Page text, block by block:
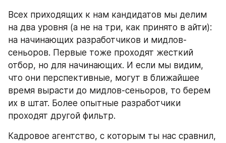
Всех приходящих к нам кандидатов мы делим
на два уровня (а не на три, как принято в айти):
на начинающих разработчиков и мидлов-
сеньоров. Первые тоже проходят жесткий
отбор, но для начинающих. И если мы видим,
что они перспективные, могут в ближайшее
время вырасти до мидлов-сеньоров, то берем
их в штат. Более опытные разработчики
проходят другой фильтр.
Кадровое агентство, с которым ты нас сравнил,